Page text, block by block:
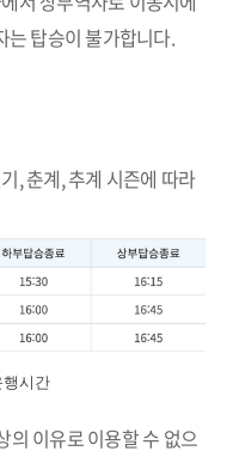
는 탑승이 불가합니다.
, 춘계, 추계 시즌에 따라
시간
의 이유로 이용할 수 없으